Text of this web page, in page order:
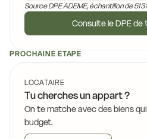
Source DPE ADEME, échantillon de
Consulte le DPE
PROCHAINE ÉTAPE
LOCATAIRE
Tu cherches un appart ?
On te matche avec des biens
budget.